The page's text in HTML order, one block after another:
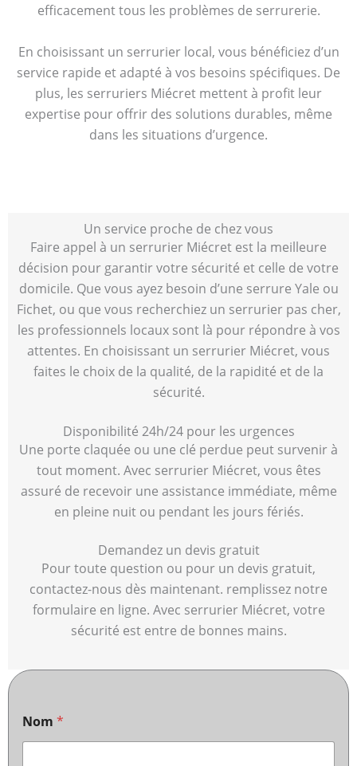
efficacement tous les problèmes de serrurerie.
En choisissant un serrurier local, vous bénéficiez d’un
service rapide et adapté à vos besoins spécifiques. De
plus, les serruriers Miécret mettent à profit leur
expertise pour offrir des solutions durables, même
dans les situations d’urgence.
Un service proche de chez vous
Faire appel à un serrurier Miécret est la meilleure
décision pour garantir votre sécurité et celle de votre
domicile. Que vous ayez besoin d’une serrure Yale ou
Fichet, ou que vous recherchiez un serrurier pas cher,
les professionnels locaux sont là pour répondre à vos
attentes. En choisissant un serrurier Miécret, vous
faites le choix de la qualité, de la rapidité et de la
sécurité.
Disponibilité 24h/24 pour les urgences
Une porte claquée ou une clé perdue peut survenir à
tout moment. Avec serrurier Miécret, vous êtes
assuré de recevoir une assistance immédiate, même
en pleine nuit ou pendant les jours fériés.
Demandez un devis gratuit
Pour toute question ou pour un devis gratuit,
contactez-nous dès maintenant. remplissez notre
formulaire en ligne. Avec serrurier Miécret, votre
sécurité est entre de bonnes mains.
Nom *